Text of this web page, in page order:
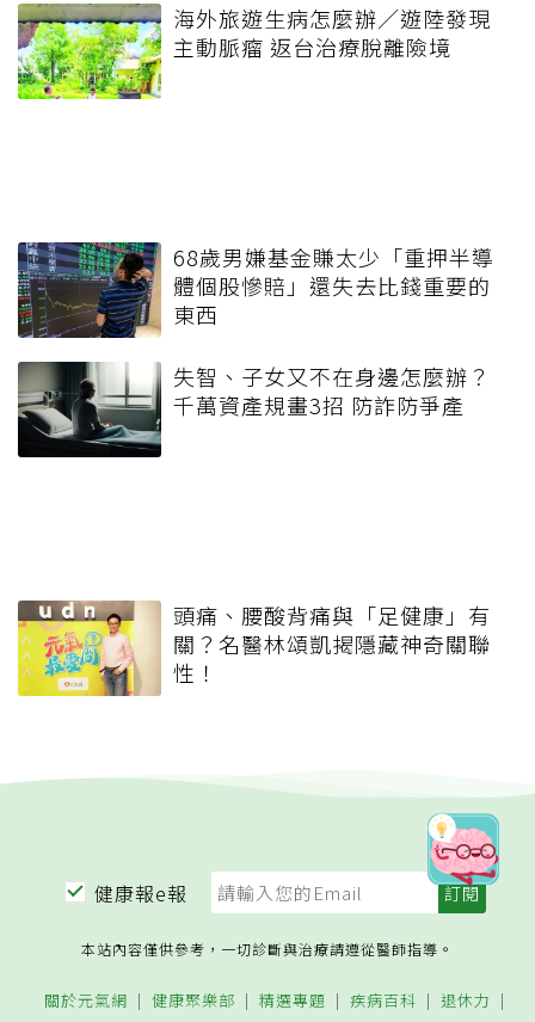
海外旅遊生病怎麼辦／遊陸發現
主動脈瘤 返台治療脫離險境
68歲男嫌基金賺太少「重押半導
體個股慘賠」還失去比錢重要的
東西
失智、子女又不在身邊怎麼辦？
千萬資產規畫3招 防詐防爭產
頭痛、腰酸背痛與「足健康」有
關？名醫林頌凱揭隱藏神奇關聯
性！
健康報e報
本站內容僅供參考，一切診斷與治療請遵從醫師指導。
關於元氣網 健康聚樂部 精選專題 疾病百科 退休力